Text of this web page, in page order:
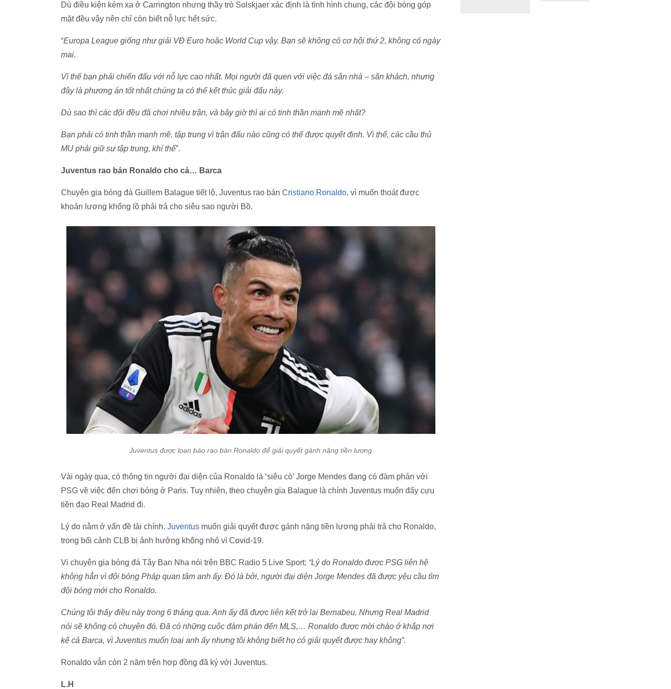
Dù điều kiện kém xa ở Carrington nhưng thầy trò Solskjaer xác định là tình hình chung, các đội bóng góp
mặt đều vậy nên chỉ còn biết nỗ lực hết sức.
“Europa League giống như giải VĐ Euro hoặc World Cup vậy. Bạn sẽ không có cơ hội thứ 2, không có ngày
mai.
Vì thế bạn phải chiến đấu với nỗ lực cao nhất. Mọi người đã quen với việc đá sân nhà – sân khách, nhưng
đây là phương án tốt nhất chúng ta có thể kết thúc giải đấu này.
Dù sao thì các đội đều đã chơi nhiều trận, và bây giờ thì ai có tinh thần mạnh mẽ nhất?
Bạn phải có tinh thần mạnh mẽ, tập trung vì trận đấu nào cũng có thể được quyết định. Vì thế, các cầu thủ
MU phải giữ sự tập trung, khí thế”.
Juventus rao bán Ronaldo cho cả… Barca
Chuyên gia bóng đá Guillem Balague tiết lộ, Juventus rao bán Cristiano Ronaldo, vì muốn thoát được
khoản lương khổng lồ phải trả cho siêu sao người Bồ.
Juventus được loan báo rao bán Ronaldo để giải quyết gánh nặng tiền lương
Vài ngày qua, có thông tin người đại diện của Ronaldo là ‘siêu cò’ Jorge Mendes đang có đàm phán với
PSG về việc đến chơi bóng ở Paris. Tuy nhiên, theo chuyên gia Balague là chính Juventus muốn đẩy cựu
tiền đạo Real Madrid đi.
Lý do nằm ở vấn đề tài chính. Juventus muốn giải quyết được gánh nặng tiền lương phải trả cho Ronaldo,
trong bối cảnh CLB bị ảnh hưởng không nhỏ vì Covid-19.
Vị chuyên gia bóng đá Tây Ban Nha nói trên BBC Radio 5 Live Sport: “Lý do Ronaldo được PSG liên hệ
không hẳn vì đội bóng Pháp quan tâm anh ấy. Đó là bởi, người đại diện Jorge Mendes đã được yêu cầu tìm
đội bóng mới cho Ronaldo.
Chúng tôi thấy điều này trong 6 tháng qua. Anh ấy đã được liên kết trở lại Bernabeu. Nhưng Real Madrid
nói sẽ không có chuyện đó. Đã có những cuộc đàm phán đến MLS,… Ronaldo được mời chào ở khắp nơi
kể cả Barca, vì Juventus muốn loại anh ấy nhưng tôi không biết họ có giải quyết được hay không”.
Ronaldo vẫn còn 2 năm trên hợp đồng đã ký với Juventus.
L.H